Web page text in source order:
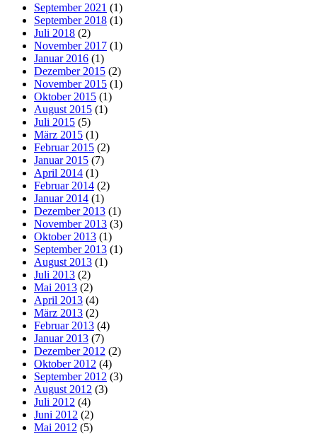
September 2021 (1)
September 2018 (1)
Juli 2018 (2)
November 2017 (1)
Januar 2016 (1)
Dezember 2015 (2)
November 2015 (1)
Oktober 2015 (1)
August 2015 (1)
Juli 2015 (5)
März 2015 (1)
Februar 2015 (2)
Januar 2015 (7)
April 2014 (1)
Februar 2014 (2)
Januar 2014 (1)
Dezember 2013 (1)
November 2013 (3)
Oktober 2013 (1)
September 2013 (1)
August 2013 (1)
Juli 2013 (2)
Mai 2013 (2)
April 2013 (4)
März 2013 (2)
Februar 2013 (4)
Januar 2013 (7)
Dezember 2012 (2)
Oktober 2012 (4)
September 2012 (3)
August 2012 (3)
Juli 2012 (4)
Juni 2012 (2)
Mai 2012 (5)